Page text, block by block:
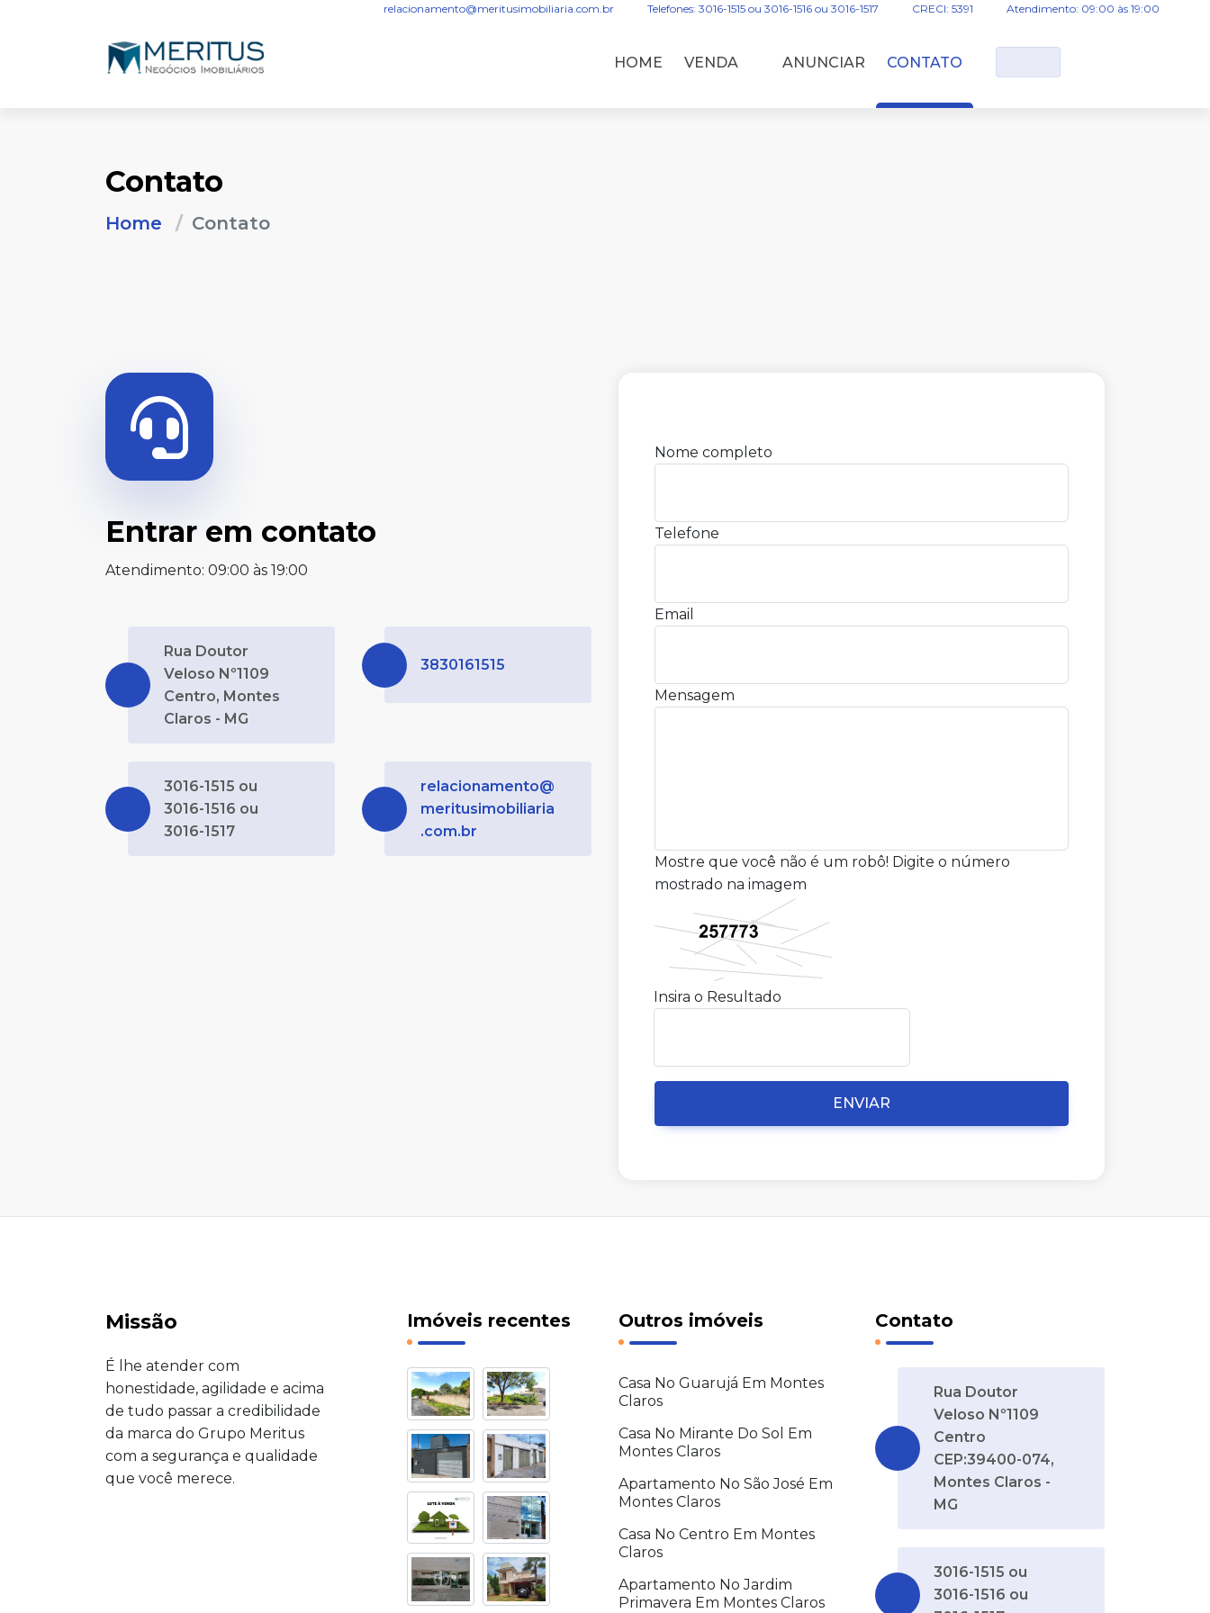
relacionamento@meritusimobiliaria.com.br Telefones: 3016-1515 ou 3016-1516 ou 3016-1517 CRECI: 5391 Atendimento: 09:00 às 19:00
HOME VENDA ANUNCIAR CONTATO
Contato
Home Contato
Entrar em contato
Atendimento: 09:00 às 19:00
Rua Doutor
Veloso Nº1109
Centro, Montes
Claros - MG
3830161515
3016-1515 ou
3016-1516 ou
3016-1517
relacionamento@
meritusimobiliaria
.com.br
Nome completo
Telefone
Email
Mensagem
Mostre que você não é um robô! Digite o número
mostrado na imagem
Insira o Resultado
ENVIAR
Missão
É lhe atender com
honestidade, agilidade e acima
de tudo passar a credibilidade
da marca do Grupo Meritus
com a segurança e qualidade
que você merece.
Imóveis recentes Outros imóveis
Casa No Guarujá Em Montes
Claros
Casa No Mirante Do Sol Em
Montes Claros
Apartamento No São José Em
Montes Claros
Casa No Centro Em Montes
Claros
Apartamento No Jardim
Primavera Em Montes Claros
Contato
Rua Doutor
Veloso Nº1109
Centro
CEP:39400-074,
Montes Claros -
MG
3016-1515 ou
3016-1516 ou